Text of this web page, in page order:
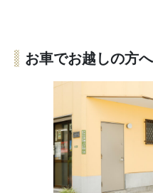
お車でお越しの方へ